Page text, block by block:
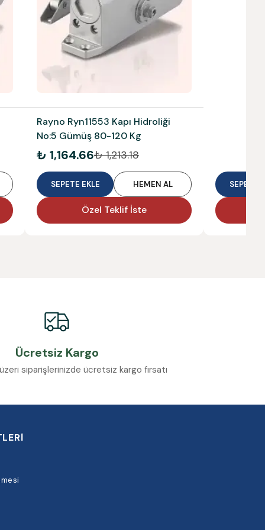
Rayno Ryn11553 Kapı Hidroliği
No:5 Gümüş 80-120 Kg
₺ 1,164.66₺ 1,213.18
SEPETE EKLE HEMEN AL
Özel Teklif İste
SEPETE
Ücretsiz Kargo
siparişlerinizde ücretsiz kargo fırsatı